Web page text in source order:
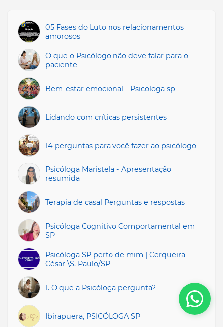
05 Fases do Luto nos relacionamentos
amorosos
O que o Psicólogo não deve falar para o
paciente
Bem-estar emocional - Psicologa sp
Lidando com críticas persistentes
14 perguntas para você fazer ao psicólogo
Psicóloga Maristela - Apresentação
resumida
Terapia de casal Perguntas e respostas
Psicóloga Cognitivo Comportamental em
SP
Psicóloga SP perto de mim | Cerqueira
César \S. Paulo/SP
1. O que a Psicóloga pergunta?
Ibirapuera, PSICÓLOGA SP